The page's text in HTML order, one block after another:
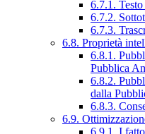
6.7.1.
6.7.2.
6.7.3.
6.8. Proprietà
6.8.1.
Pubblica
6.8.2.
dalla
6.8.3.
6.9.
6.9.1. I